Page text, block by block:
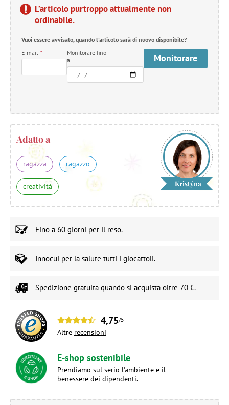
L’articolo purtroppo attualmente non
ordinabile.
Vuoi essere avvisato, quando l’articolo sarà di nuovo disponibile?
E-mail *
Monitorare fino
a
Monitorare
Adatto a
ragazza ragazzo
creatività Kristýna
Fino a 60 giorni per il reso.
Innocui per la salute tutti i giocattoli.
Spedizione gratuita quando si acquista oltre 70 €.
4,75/5
Altre recensioni
E-shop sostenibile
Prendiamo sul serio l'ambiente e il
benessere dei dipendenti.